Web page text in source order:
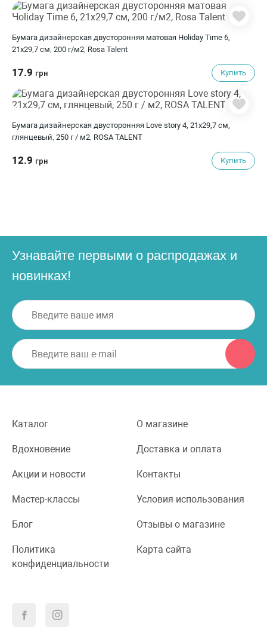
Бумага дизайнерская двусторонняя матовая Holiday Time 6,
21х29,7 см, 200 г/м2, Rosa Talent
17.9 грн Купить
Бумага дизайнерская двусторонняя Love story 4, 21х29,7 см,
глянцевый, 250 г / м2, ROSA TALENT
12.9 грн Купить
Узнавайте первыми о распродажах и
новинках!
Каталог О магазине
Вдохновение Доставка и оплата
Акции и новости Контакты
Мастер-классы Условия использования
Блог Отзывы о магазине
Политика
конфиденциальности
Карта сайта